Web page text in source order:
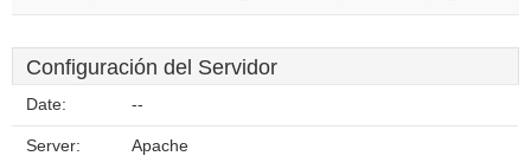
Configuración del Servidor
Date: --
Server: Apache